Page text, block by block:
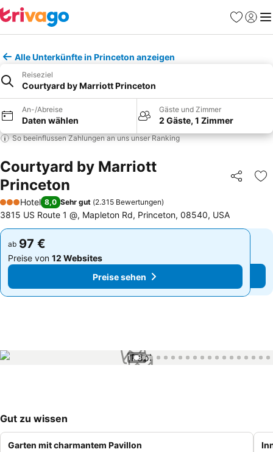
Favoriten
Alle Unterkünfte in Princeton anzeigen
Reiseziel
Courtyard by Marriott Princeton
An-/Abreise
Daten wählen
Gäste und Zimmer
2 Gäste, 1 Zimmer
So beeinflussen Zahlungen an uns unser Ranking
Courtyard by Marriott
Princeton
Teilen
3 Sterne
Hotel 8,0 Sehr gut (2.315 Bewertungen)
3815 US Route 1 @, Mapleton Rd, Princeton, 08540, USA
ab 97 €
Preise von 12 Websites
Preise sehen
ab 97 €
Preise von 12 Websites
Preise sehen
1 / 37
Gut zu wissen
Garten mit charmantem Pavillon